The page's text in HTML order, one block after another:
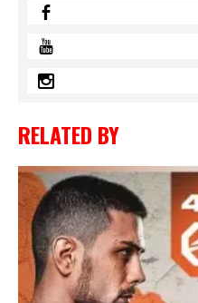
RELATED BY